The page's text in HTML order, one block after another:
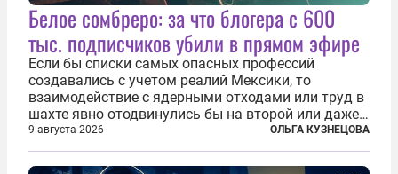
Белое сомбреро: за что блогера с 600
тыс. подписчиков убили в прямом эфире
Если бы списки самых опасных профессий
создавались с учетом реалий Мексики, то
взаимодействие с ядерными отходами или труд в
шахте явно отодвинулись бы на второй или даже
третий план. А вот блогерам, журналистам и
музыкантам пришлось бы выйти вперед. В
Кульякане, столице штата Синалоа, прямо во...
9 августа 2026 ОЛЬГА КУЗНЕЦОВА